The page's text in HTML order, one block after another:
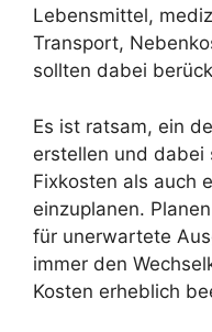
Lebensmittel,
Transport,
sollten dabei
Es ist ratsam, ein
erstellen und dabei
Fixkosten als auch
einzuplanen.
für unerwartete
immer den
Kosten erheblich